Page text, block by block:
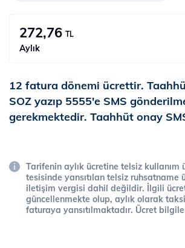
272,76 TL
Aylık
12 fatura dönemi ücrettir.
SOZ yazıp 5555'e SMS
gerekmektedir. Taahhüt onay
Tarifenin aylık ücretine telsiz kullanım
tesisinde yansıtılan telsiz ruhsatname
iletişim vergisi dahil değildir. İlgili
güncellenmekte olup, aylık olarak
faturaya yansıtılmaktadır. Ücret